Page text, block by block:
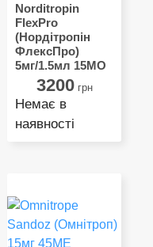
Norditropin
FlexPro
(Нордітропін
ФлексПро)
5мг/1.5мл 15МО
3200грн
Немає в
наявності